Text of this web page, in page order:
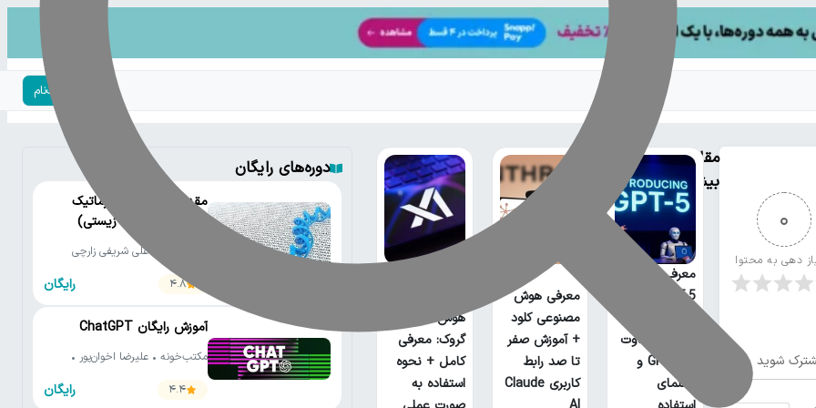
ورود | ثبت‌نام
0
دهی به محتوا
شوید
مقالات
بیشتر
معرفی کامل
عملکرد، تفاوت
با GPT-4 و
راهنمای
معرفی هوش
مصنوعی کلود
+ آموزش صفر
تا صد رابط
کاربری Claude
هوش مصنوعی
گروک: معرفی
کامل + نحوه
استفاده به
دوره‌های رایگان
مقدمه‌ای بر بیوانفورماتیک
(تحلیل داده‌های زیستی)
مکتب‌خونه • علی شریفی زارچی
4.8
رایگان
آموزش رایگان ChatGPT
مکتب‌خونه • علیرضا اخوان‌پور •
4.4
رایگان